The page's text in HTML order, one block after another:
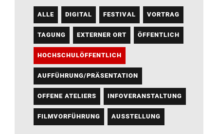
ALLE DIGITAL FESTIVAL VORTRAG
TAGUNG EXTERNER ORT ÖFFENTLICH
HOCHSCHULÖFFENTLICH
AUFFÜHRUNG/PRÄSENTATION
OFFENE ATELIERS INFOVERANSTALTUNG
FILMVORFÜHRUNG AUSSTELLUNG